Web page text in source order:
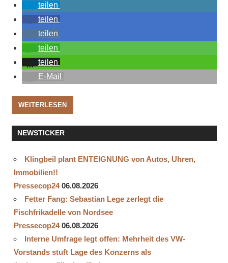
teilen
teilen
teilen
teilen
teilen
E-Mail
WEITERLESEN
NEWSTICKER
Klingbeil plant ENTEIGNUNG von Autos, Uhren,
Immobilien!!
Pressecop24 06.08.2026
Fetter Fang: Sebastian Lege zerlegt die
Fischfrikadelle von Nordsee
Pressecop24 06.08.2026
Interne Umfrage legt offen: Mehrheit des VW-
Vorstands stuft Lage des Konzerns als